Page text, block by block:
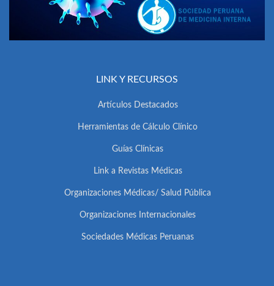
LINK Y RECURSOS
Artículos Destacados
Herramientas de Cálculo Clínico
Guías Clínicas
Link a Revistas Médicas
Organizaciones Médicas/ Salud Pública
Organizaciones Internacionales
Sociedades Médicas Peruanas